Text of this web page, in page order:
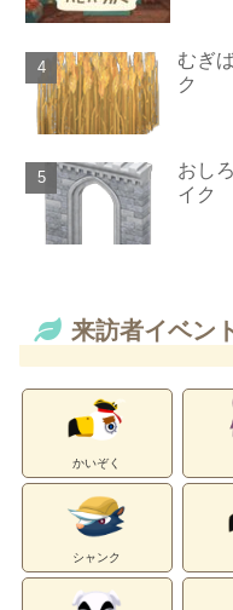
むぎ
ク
おし
イク
来訪者イベン
かいぞく
シャンク